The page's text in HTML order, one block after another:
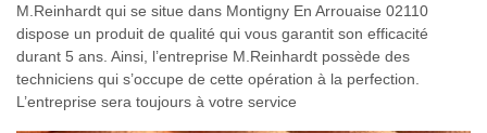
M.Reinhardt qui se situe dans Montigny En Arrouaise 02110
dispose un produit de qualité qui vous garantit son efficacité
durant 5 ans. Ainsi, l’entreprise M.Reinhardt possède des
techniciens qui s’occupe de cette opération à la perfection.
L’entreprise sera toujours à votre service